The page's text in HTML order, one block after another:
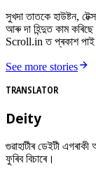
সুখদা তাতকে হাউষ্টন,
আৰু দা হিন্দুত কাম
Scroll.in ত প্ৰকাশ
See more stories
TRANSLATOR
Deity
গুৱাহাটীৰ ডেইটী
ফুৰিব বিচাৰে।